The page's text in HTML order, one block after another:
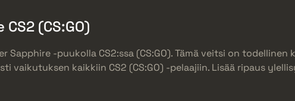
(CS:GO)
Sapphire -puukolla CS2:ssa (CS:GO). Tämä veitsi on
vaikutuksen kaikkiin CS2 (CS:GO) -pelaajiin. Lisää ripaus